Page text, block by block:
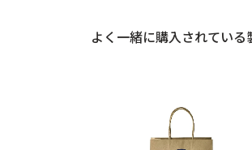
よく一緒に購入されている